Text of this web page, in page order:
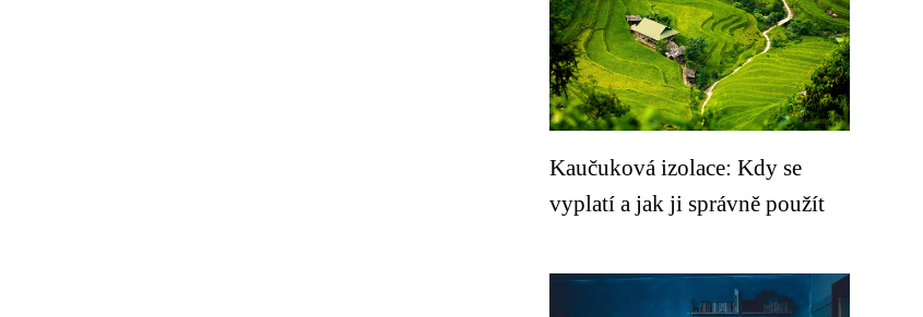
Kaučuková izolace: Kdy se
vyplatí a jak ji správně použít